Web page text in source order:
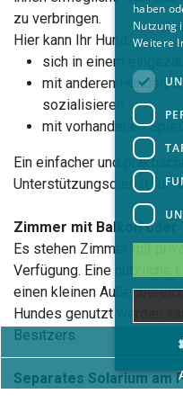
zu verbringen.
Hier kann Ihr Hund:
sich in einem
mit anderen Hunden,
sozialisieren
mit vorhandenen
Ein einfacher und
Unterstützungsdienst für
Zimmer mit Balkon oder
Es stehen Zimmer mit
Verfügung. Eine nützliche
einen kleinen
Hundes genutzt werden
Besitzers.
Separates Solarium am
haben
Nutzung
Weitere